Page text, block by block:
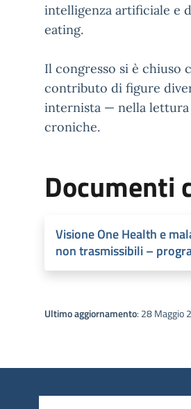
intelligenza artificiale e
eating.
Il congresso si è chiuso
contributo di figure
internista — nella lettura
croniche.
Documenti
Visione One Health e
non trasmissibili –
Ultimo aggiornamento: 28 Maggio